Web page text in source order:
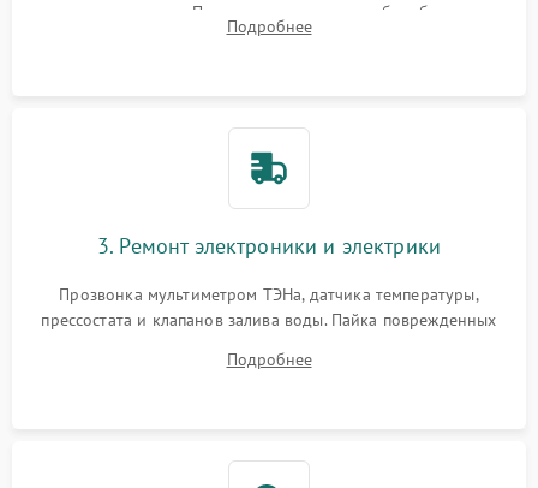
амортизаторов. Проверка подшипников барабана и
крестовины на износ, а манжеты люка на разрывы.
Подробнее
3. Ремонт электроники и электрики
Прозвонка мультиметром ТЭНа, датчика температуры,
прессостата и клапанов залива воды. Пайка поврежденных
Восстановление целостности проводки и контактов.
Подробнее